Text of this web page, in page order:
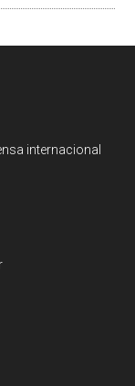
internacional